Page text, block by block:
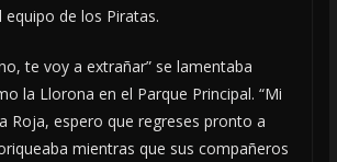
equipo de los Piratas.
te voy a extrañar” se lamentaba
la Llorona en el Parque Principal. “Mi
Roja, espero que regreses pronto a
mientras que sus compañeros